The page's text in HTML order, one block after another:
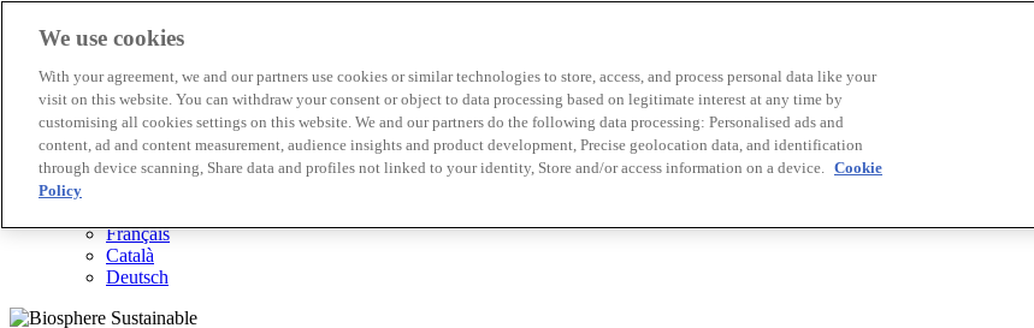
Biosphere Şirketlerini
Değerlendirmeyi nasıl yapıyoruz
Biz kimiz
TR
English
Français
Català
Deutsch
We use cookies
With your agreement, we and our partners use cookies or similar technologies to store, access, and process personal data like your
visit on this website. You can withdraw your consent or object to data processing based on legitimate interest at any time by
customising all cookies settings on this website. We and our partners do the following data processing: Personalised ads and
content, ad and content measurement, audience insights and product development, Precise geolocation data, and identification
through device scanning, Share data and profiles not linked to your identity, Store and/or access information on a device. Cookie
Policy